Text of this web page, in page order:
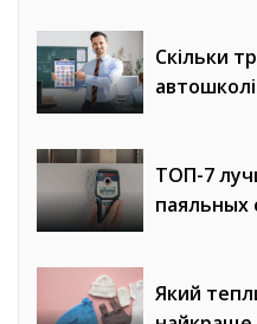
Скільки
ТОП-7
паяльных
Який